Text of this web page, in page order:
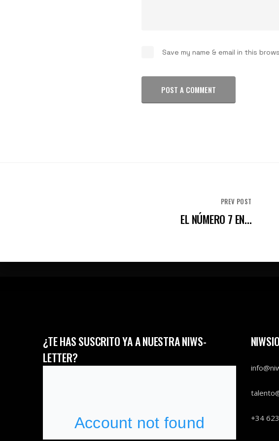
Save my name & email in this
POST A COMMENT
PREV POST
EL NÚMERO 7 EN...
¿TE HAS SUSCRITO YA A NUESTRA NIWS-
LETTER?
+34